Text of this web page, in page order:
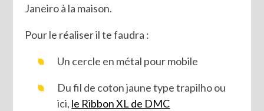
Janeiro à la maison.
Pour le réaliser il te faudra :
Un cercle en métal pour mobile
Du fil de coton jaune type trapilho ou
ici, le Ribbon XL de DMC